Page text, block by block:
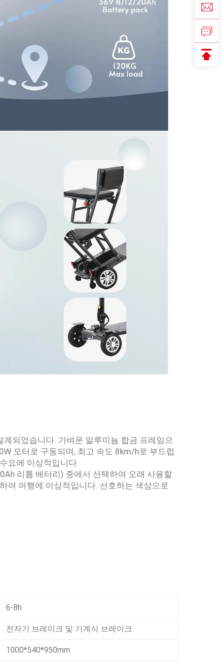
되었습니다. 가벼운 알루미늄 합금 프레임으
모터로 구동되며, 최고 속도 8km/h로 부드럽
요에 이상적입니다.
리튬 배터리) 중에서 선택하여 오래 사용할
여 여행에 이상적입니다. 선호하는 색상으로
6-8h
전자기 브레이크 및 기계식 브레이크
1000*540*950mm